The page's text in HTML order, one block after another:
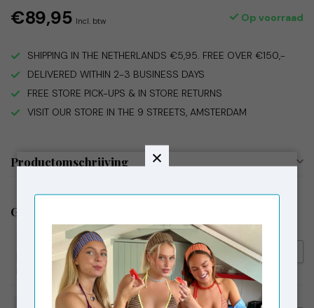
€89,95 Incl. btw Op voorraad
SHIPPING IN THE NETHERLANDS €5,95. FREE OVER €150,-
DELIVERED WITHIN 2-3 BUSINESS DAYS
FREE STORE PICK-UPS & IN STORE RETURNS
VISIT OUR STORE IN THE 9 STREETS, AMSTERDAM
Productomschrijving
Gerelateerde producten
LAAGAM
Laagam Belleville Rushed
Shirt White
€109,95